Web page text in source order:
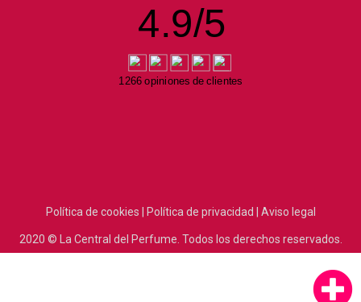
4.9/5
1266 opiniones de clientes
Política de cookies | Política de privacidad | Aviso legal
2020 © La Central del Perfume. Todos los derechos reservados.